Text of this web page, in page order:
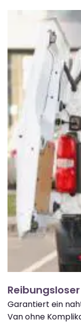
Garantiert ein
Van ohne